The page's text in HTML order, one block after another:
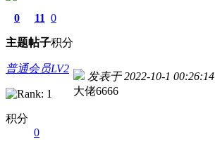
0
主题
11
帖子
0
积分
普通会员LV2
积分
0
发表于 2022-10-1 00:26:14
大佬6666